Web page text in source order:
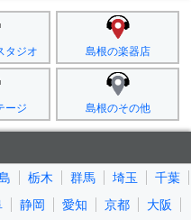
タジオ 島根の楽器店
ージ 島根のその他
栃木 群馬 埼玉
千葉
静岡 愛知 京都
大阪